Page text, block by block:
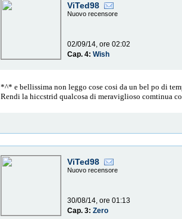
ViTed98
Nuovo recensore
02/09/14, ore 02:02
Cap. 4:Wish
*^* e bellissima non leggo cose cosi da un bel po di
Rendi la hiccstrid qualcosa di meraviglioso comtinua
ViTed98
Nuovo recensore
30/08/14, ore 01:13
Cap. 3:Zero